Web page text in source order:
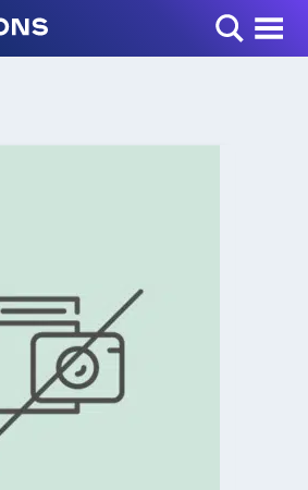
Toggle Menu